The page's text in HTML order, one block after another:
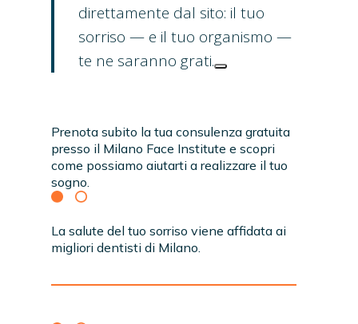
direttamente dal sito: il tuo
sorriso — e il tuo organismo —
te ne saranno grati.
Prenota subito la tua consulenza gratuita
presso il Milano Face Institute e scopri
come possiamo aiutarti a realizzare il tuo
sogno.
La salute del tuo sorriso viene affidata ai
migliori dentisti di Milano.